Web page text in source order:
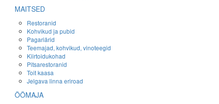
MAITSED
Restoranid
Kohvikud ja pubid
Pagariärid
Teemajad, kohvikud, vinoteegid
Kiirtoidukohad
Pitsarestoranid
Toit kaasa
Jelgava linna eriroad
ÖÖMAJA